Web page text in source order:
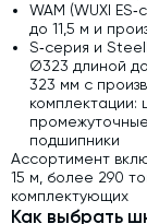
WAM (WUXI
до 11,5 м и
S‑серия и
Ø323 длиной
323 мм с
комплектации:
подшипники
Ассортимент
15 м, более 290
комплектующих
Как выбрать